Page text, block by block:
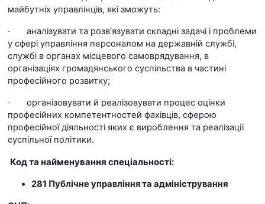
майбутніх управлінців, які зможуть:
· аналізувати та розв’язувати складні задачі і проблеми
у сфері управління персоналом на державній службі,
службі в органах місцевого самоврядування, в
організаціях громадянського суспільства в частині
професійного розвитку;
· організовувати й реалізовувати процес оцінки
професійних компетентностей фахівців, сферою
професійної діяльності яких є вироблення та реалізації
суспільної політики.
Код та найменування спеціальності:
281 Публічне управління та адміністрування